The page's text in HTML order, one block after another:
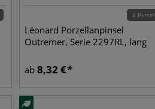
4 Pinsel
Léonard Porzellanpinsel
Outremer, Serie 2297RL, lang
ab 8,32 €